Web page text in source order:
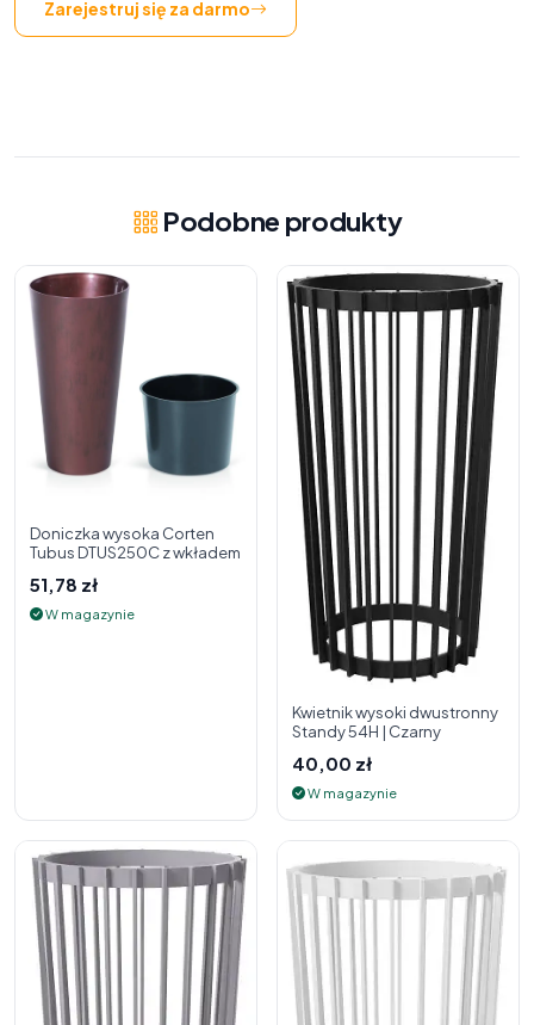
Zarejestruj się za darmo
Podobne produkty
Doniczka wysoka Corten
Tubus DTUS250C z wkładem
51,78 zł
W magazynie
Kwietnik wysoki dwustronny
Standy 54H | Czarny
40,00 zł
W magazynie